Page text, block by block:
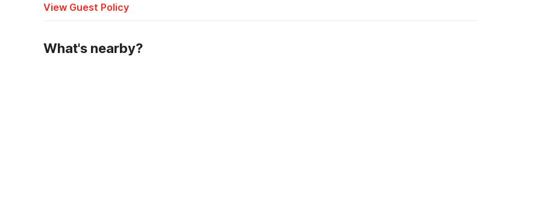
View Guest Policy
What's nearby?